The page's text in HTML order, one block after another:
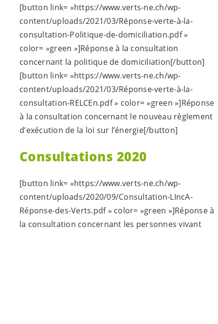
[button link= »https://www.verts-ne.ch/wp-
content/uploads/2021/03/Réponse-verte-à-la-
consultation-Politique-de-domiciliation.pdf »
color= »green »]Réponse à la consultation
concernant la politique de domiciliation[/button]
[button link= »https://www.verts-ne.ch/wp-
content/uploads/2021/03/Réponse-verte-à-la-
consultation-RELCEn.pdf » color= »green »]Réponse
à la consultation concernant le nouveau règlement
d’exécution de la loi sur l’énergie[/button]
Consultations 2020
[button link= »https://www.verts-ne.ch/wp-
content/uploads/2020/09/Consultation-LIncA-
Réponse-des-Verts.pdf » color= »green »]Réponse à
la consultation concernant les personnes vivant